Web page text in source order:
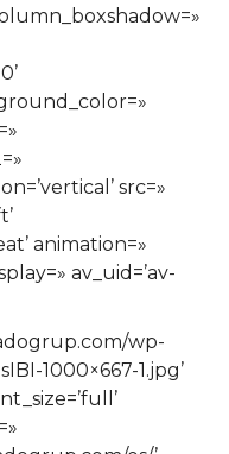
src=»
animation=»
av_uid=’av-
wp-
1000×667-1.jpg’